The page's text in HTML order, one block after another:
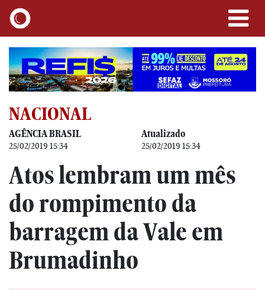
NACIONAL
AGÊNCIA BRASIL
25/02/2019 15:34
Atualizado
25/02/2019 15:34
Atos lembram um mês
do rompimento da
barragem da Vale em
Brumadinho